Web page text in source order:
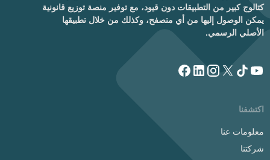
كتالوج كبير من التطبيقات دون قيود، مع توفير منصة توزيع قانونية
يمكن الوصول إليها من أي متصفح، وكذلك من خلال تطبيقها
الأصلي الرسمي.
اكتشفنا
معلومات عنا
شركتنا